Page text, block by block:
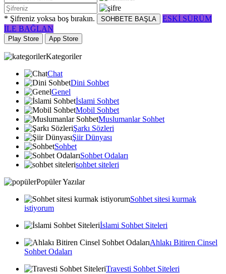
* Şifreniz yoksa boş bırakın. SOHBETE BAŞLA
ESKİ SÜRÜM
İLE BAĞLAN
Play Store App Store
Kategoriler
Chat
Dini Sohbet
Genel
İslami Sohbet
Mobil Sohbet
Muslumanlar Sohbet
Şarkı Sözleri
Şiir Dünyası
Sohbet
Sohbet Odaları
sohbet siteleri
Popüler Yazılar
Sohbet sitesi kurmak
istiyorum
İslami Sohbet Siteleri
Ahlakı Bitiren Cinsel
Sohbet Odaları
Travesti Sohbet Siteleri